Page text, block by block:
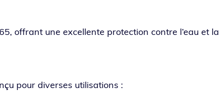
offrant une excel­lente pro­tec­tion contre l’eau et la
pour diverses utilisations :